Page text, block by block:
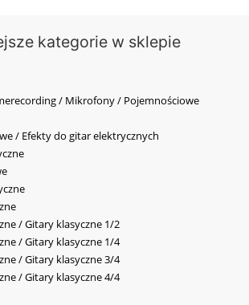
kategorie w sklepie
/ Mikrofony / Pojemnościowe
/ Efekty do gitar elektrycznych
/ Gitary klasyczne 1/2
/ Gitary klasyczne 1/4
/ Gitary klasyczne 3/4
/ Gitary klasyczne 4/4